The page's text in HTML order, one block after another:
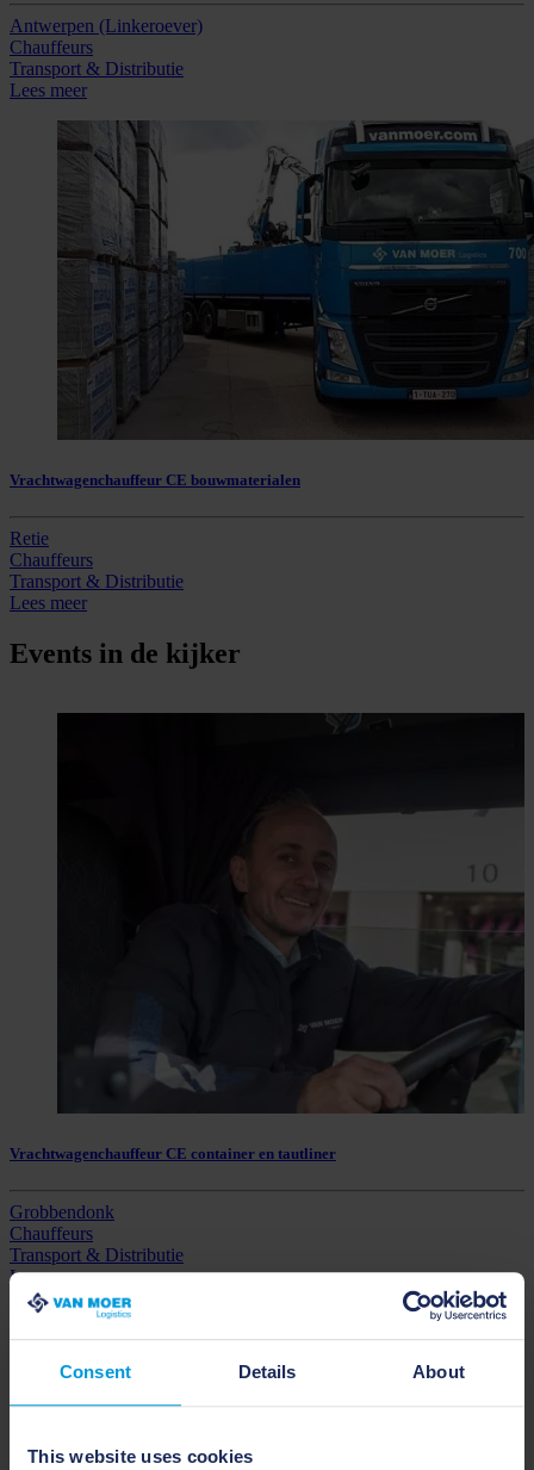
Consent Details About
This website uses cookies
Antwerpen (Linkeroever)
Chauffeurs
Transport & Distributie
Lees meer
Vrachtwagenchauffeur CE bouwmaterialen
Retie
Chauffeurs
Transport & Distributie
Lees meer
Events in de kijker
Vrachtwagenchauffeur CE container en tautliner
Grobbendonk
Chauffeurs
Transport & Distributie
Lees meer